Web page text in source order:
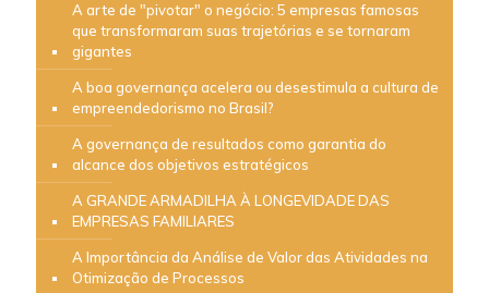
A arte de "pivotar" o negócio: 5 empresas famosas
que transformaram suas trajetórias e se tornaram
gigantes
A boa governança acelera ou desestimula a cultura de
empreendedorismo no Brasil?
A governança de resultados como garantia do
alcance dos objetivos estratégicos
A GRANDE ARMADILHA À LONGEVIDADE DAS
EMPRESAS FAMILIARES
A Importância da Análise de Valor das Atividades na
Otimização de Processos